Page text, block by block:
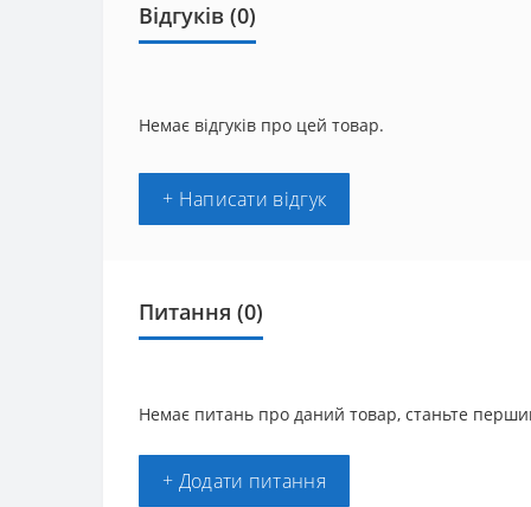
Відгуків (0)
Немає відгуків про цей товар.
+ Написати відгук
Питання (0)
Немає питань про даний товар, станьте
+ Додати питання